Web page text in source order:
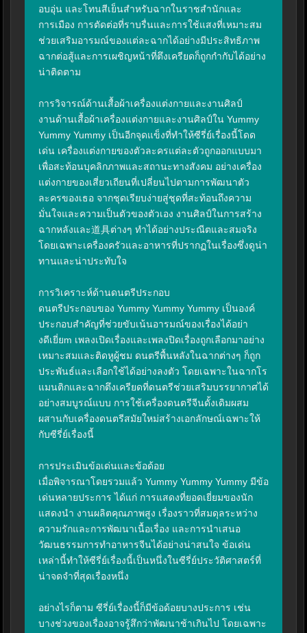
อบอุ่น และโทนสีเย็นสำหรับฉากในราชสำนักและ
การเมือง การตัดต่อที่ราบรื่นและการใช้แสงที่เหมาะสม
ช่วยเสริมอารมณ์ของแต่ละฉากได้อย่างมีประสิทธิภาพ
ฉากต่อสู้และการเผชิญหน้าที่ตึงเครียดก็ถูกกำกับได้อย่าง
น่าติดตาม
การวิจารณ์ด้านเสื้อผ้าเครื่องแต่งกายและงานศิลป์
งานด้านเสื้อผ้าเครื่องแต่งกายและงานศิลป์ใน Yummy
Yummy Yummy เป็นอีกจุดแข็งที่ทำให้ซีรี่ย์เรื่องนี้โดด
เด่น เครื่องแต่งกายของตัวละครแต่ละตัวถูกออกแบบมา
เพื่อสะท้อนบุคลิกภาพและสถานะทางสังคม อย่างเครื่อง
แต่งกายของเสี่ยวเถียนที่เปลี่ยนไปตามการพัฒนาตัว
ละครของเธอ จากชุดเรียบง่ายสู่ชุดที่สะท้อนถึงความ
มั่นใจและความเป็นตัวของตัวเอง งานศิลป์ในการสร้าง
ฉากหลังและ道具ต่างๆ ทำได้อย่างประณีตและสมจริง
โดยเฉพาะเครื่องครัวและอาหารที่ปรากฏในเรื่องซึ่งดูน่า
ทานและน่าประทับใจ
การวิเคราะห์ด้านดนตรีประกอบ
ดนตรีประกอบของ Yummy Yummy Yummy เป็นองค์
ประกอบสำคัญที่ช่วยขับเน้นอารมณ์ของเรื่องได้อย่า
งดีเยี่ยm เพลงเปิดเรื่องและเพลงปิดเรื่องถูกเลือกมาอย่าง
เหมาะสมและติดหูผู้ชม ดนตรีพื้นหลังในฉากต่างๆ ก็ถูก
ประพันธ์และเลือกใช้ได้อย่างลงตัว โดยเฉพาะในฉากโร
แมนติกและฉากตึงเครียดที่ดนตรีช่วยเสริมบรรยากาศได้
อย่างสมบูรณ์แบบ การใช้เครื่องดนตรีจีนดั้งเดิมผสม
ผสานกับเครื่องดนตรีสมัยใหม่สร้างเอกลักษณ์เฉพาะให้
กับซีรี่ย์เรื่องนี้
การประเมินข้อเด่นและข้อด้อย
เมื่อพิจารณาโดยรวมแล้ว Yummy Yummy Yummy มีข้อ
เด่นหลายประการ ได้แก่ การแสดงที่ยอดเยี่ยมของนัก
แสดงนำ งานผลิตคุณภาพสูง เรื่องราวที่สมดุลระหว่าง
ความรักและการพัฒนาเนื้อเรื่อง และการนำเสนอ
วัฒนธรรมการทำอาหารจีนได้อย่างน่าสนใจ ข้อเด่น
เหล่านี้ทำให้ซีรี่ย์เรื่องนี้เป็นหนึ่งในซีรี่ย์ประวัติศาสตร์ที่
น่าจดจำที่สุดเรื่องหนึ่ง
อย่างไรก็ตาม ซีรี่ย์เรื่องนี้ก็มีข้อด้อยบางประการ เช่น
บางช่วงของเรื่องอาจรู้สึกว่าพัฒนาช้าเกินไป โดยเฉพาะ